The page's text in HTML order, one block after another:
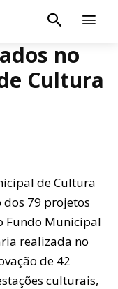
no
Cultura
de Cultura
dos 79 projetos
Fundo Municipal
realizada no
de 42
culturais,